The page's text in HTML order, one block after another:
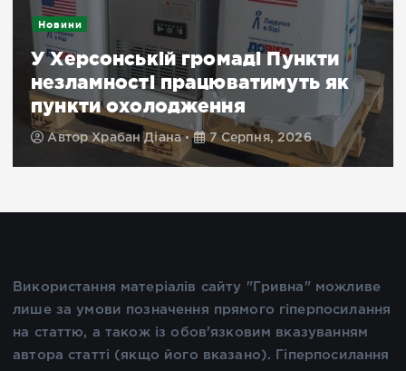
Новини
У Херсонській громаді Пункти
незламності працюватимуть як
пункти охолодження
АвторХрабан Діана 7 Серпня, 2026
Використання матеріалів сайту "Гривна" можливе
лише за умови позначення прямого гіперпосилання
на статтю, а також із обов'язковим вказуванням
автора статті (якщо його вказано). Гіперпосилання